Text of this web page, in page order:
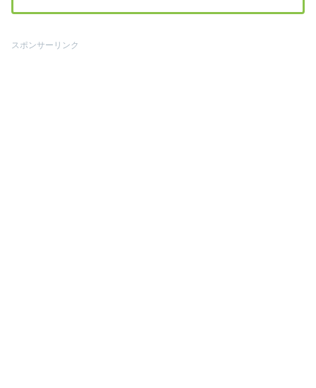
スポンサーリンク